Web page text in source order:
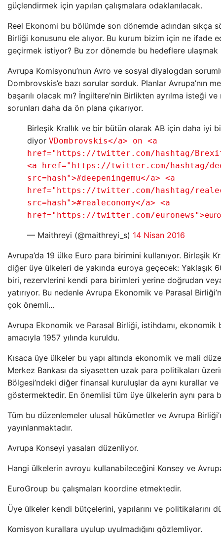
güçlendirmek için yapılan çalışmalara odaklanılacak.
Reel Ekonomi bu bölümde son dönemde adından sıkça
Birliği konusunu ele alıyor. Bu kurum bizim için ne ifade
geçirmek istiyor? Bu zor dönemde bu hedeflere
Avrupa Komisyonu’nun Avro ve sosyal diyalogdan
Dombrovskis’e bazı sorular sorduk. Planlar Avrupa’nın
başarılı olacak mı? İngiltere’nin Birlikten ayrılma isteği
sorunları daha da ön plana çıkarıyor.
Birleşik Krallık ve bir bütün olarak AB için daha iyi
diyor VDombrovskis</a> on <a
href="https://twitter.com/hashtag/
<a href="https://twitter.com/hashtag/
src=hash">#deepeningemu</a> <a
href="https://twitter.com/hashtag/
src=hash">#realeconomy</a> <a
href="https://twitter.com/euronews">
— Maithreyi (@maithreyi_s) 14 Nisan 2016
Avrupa’da 19 ülke Euro para birimini kullanıyor. Birleşik
diğer üye ülkeleri de yakında euroya geçecek: Yaklaşık
biri, rezervlerini kendi para birimleri yerine doğrudan
yatırıyor. Bu nedenle Avrupa Ekonomik ve Parasal
çok önemli…
Avrupa Ekonomik ve Parasal Birliği, istihdamı, ekonomik
amacıyla 1957 yılında kuruldu.
Kısaca üye ülkeler bu yapı altında ekonomik ve mali
Merkez Bankası da siyasetten uzak para politikaları
Bölgesi’ndeki diğer finansal kuruluşlar da aynı kurallar
göstermektedir. En önemlisi tüm üye ülkelerin aynı para
Tüm bu düzenlemeler ulusal hükümetler ve Avrupa
yayınlanmaktadır.
Avrupa Konseyi yasaları düzenliyor.
Hangi ülkelerin avroyu kullanabileceğini Konsey ve
EuroGroup bu çalışmaları koordine etmektedir.
Üye ülkeler kendi bütçelerini, yapılarını ve politikalarını
Komisyon kurallara uyulup uyulmadığını gözlemliyor.